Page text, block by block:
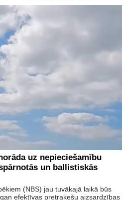
uz nepieciešamību
un ballistiskās
(NBS) jau tuvākajā laikā būs
efektīvas pretraķešu aizsardzības